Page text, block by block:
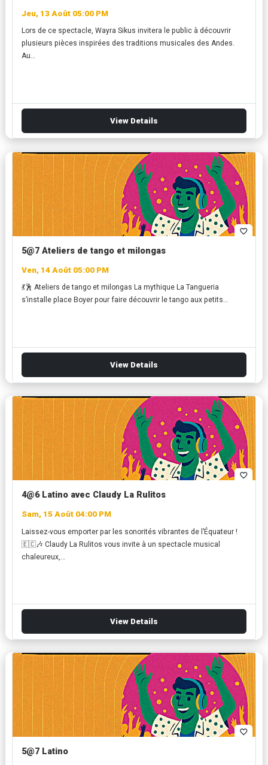
Jeu, 13 Août 05:00 PM
Lors de ce spectacle, Wayra Sikus invitera le public à découvrir
plusieurs pièces inspirées des traditions musicales des Andes.
Au…
View Details
favorite_border
5@7 Ateliers de tango et milongas
Ven, 14 Août 05:00 PM
💃🕺 Ateliers de tango et milongas La mythique La Tangueria
s’installe place Boyer pour faire découvrir le tango aux petits…
View Details
favorite_border
4@6 Latino avec Claudy La Rulitos
Sam, 15 Août 04:00 PM
Laissez-vous emporter par les sonorités vibrantes de l’Équateur !
🇪🇨🎶 Claudy La Rulitos vous invite à un spectacle musical
chaleureux,…
View Details
favorite_border
5@7 Latino